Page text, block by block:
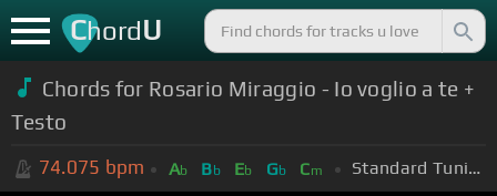
ChordU
Chords for Rosario Miraggio - Io voglio a te +
Testo
74.075 bpm Ab Bb Eb Gb Cm Standard Tuning (EADGBE)